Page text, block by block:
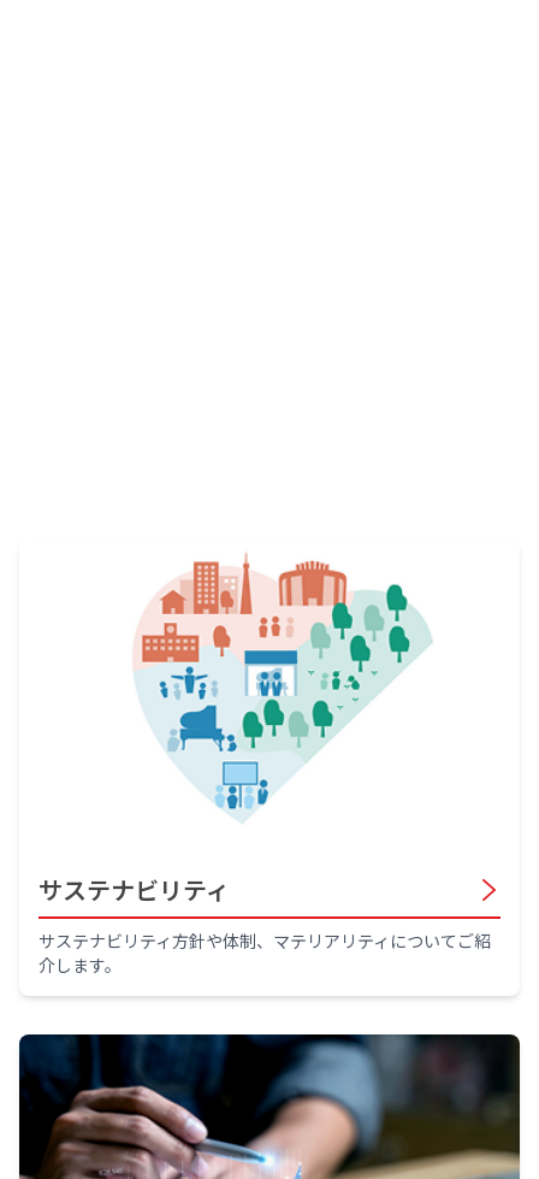
サステナビリティ
サステナビリティ方針や体制、マテリアリティについてご紹
介します。